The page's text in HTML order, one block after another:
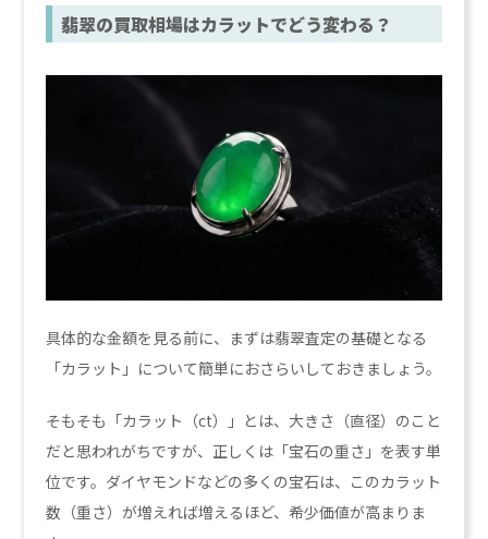
翡翠の買取相場はカラットでどう変わる？
具体的な金額を見る前に、まずは翡翠査定の基礎となる
「カラット」について簡単におさらいしておきましょう。
そもそも「カラット（ct）」とは、大きさ（直径）のこと
だと思われがちですが、正しくは「宝石の重さ」を表す単
位です。ダイヤモンドなどの多くの宝石は、このカラット
数（重さ）が増えれば増えるほど、希少価値が高まりま